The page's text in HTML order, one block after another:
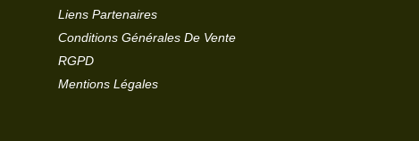
Liens Partenaires
Conditions Générales De Vente
RGPD
Mentions Légales